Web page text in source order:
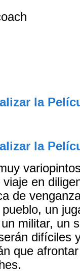
la
la
en
de
un
militar, un
difíciles
que